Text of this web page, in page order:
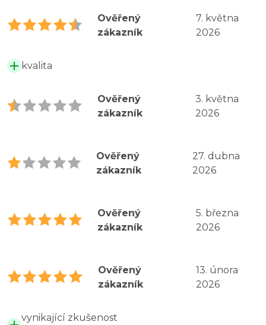
Ověřený
zákazník
7. května
2026
kvalita
Ověřený
zákazník
3. května
2026
Ověřený
zákazník
27. dubna
2026
Ověřený
zákazník
5. března
2026
Ověřený
zákazník
13. února
2026
vynikající zkušenost